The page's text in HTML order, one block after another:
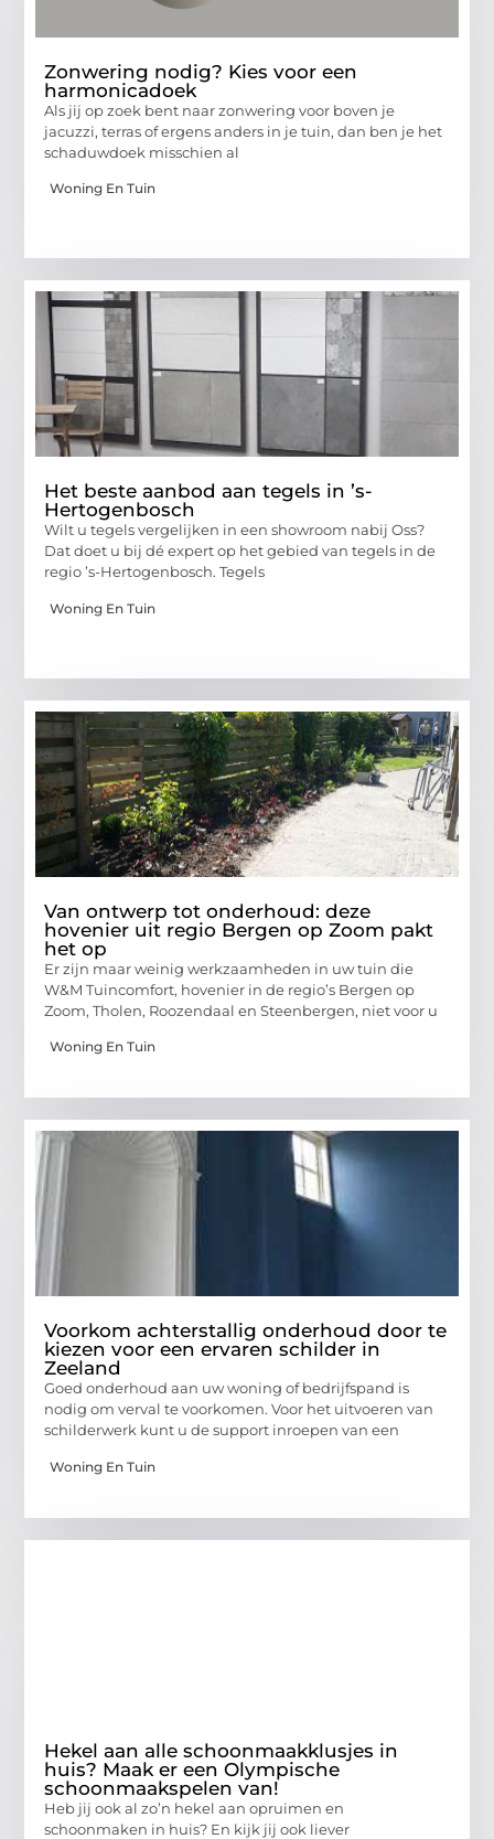
Zonwering nodig? Kies voor een
harmonicadoek
Als jij op zoek bent naar zonwering voor boven je
jacuzzi, terras of ergens anders in je tuin, dan ben je het
schaduwdoek misschien al
Woning En Tuin
Het beste aanbod aan tegels in ’s-
Hertogenbosch
Wilt u tegels vergelijken in een showroom nabij Oss?
Dat doet u bij dé expert op het gebied van tegels in de
regio ’s-Hertogenbosch. Tegels
Woning En Tuin
Van ontwerp tot onderhoud: deze
hovenier uit regio Bergen op Zoom pakt
het op
Er zijn maar weinig werkzaamheden in uw tuin die
W&M Tuincomfort, hovenier in de regio’s Bergen op
Zoom, Tholen, Roozendaal en Steenbergen, niet voor u
Woning En Tuin
Voorkom achterstallig onderhoud door te
kiezen voor een ervaren schilder in
Zeeland
Goed onderhoud aan uw woning of bedrijfspand is
nodig om verval te voorkomen. Voor het uitvoeren van
schilderwerk kunt u de support inroepen van een
Woning En Tuin
Hekel aan alle schoonmaakklusjes in
huis? Maak er een Olympische
schoonmaakspelen van!
Heb jij ook al zo’n hekel aan opruimen en
schoonmaken in huis? En kijk jij ook liever